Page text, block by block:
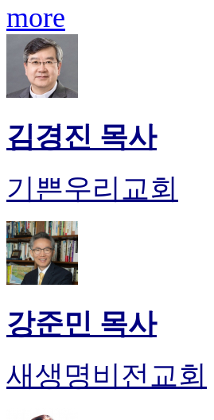
more
김경진 목사
기쁜우리교회
강준민 목사
새생명비전교회